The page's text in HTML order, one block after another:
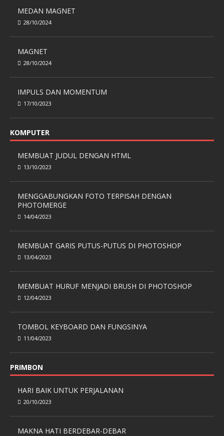
MEDAN MAGNET
28/10/2024
MAGNET
28/10/2024
IMPULS DAN MOMENTUM
17/10/2023
KOMPUTER
MEMBUAT JUDUL DENGAN HTML
13/10/2023
MENGGABUNGKAN FOTO TERPISAH DENGAN
PHOTOMERGE
14/04/2023
MEMBUAT GARIS PUTUS-PUTUS DI PHOTOSHOP
13/04/2023
MEMBUAT HURUF MENJADI BRUSH DI PHOTOSHOP
12/04/2023
TOMBOL KEYBOARD DAN FUNGSINYA
11/04/2023
PRIMBON
HARI BAIK UNTUK PERJALANAN
20/10/2023
MAKNA HATI BERDEBAR-DEBAR